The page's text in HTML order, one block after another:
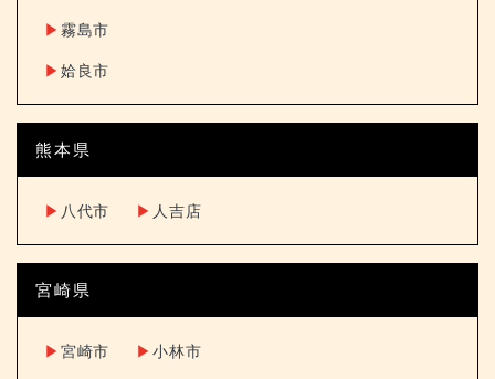
▶︎ 霧島市
▶︎ 姶良市
熊本県
▶︎ 八代市 ▶︎ 人吉店
宮崎県
▶︎ 宮崎市 ▶︎小林市